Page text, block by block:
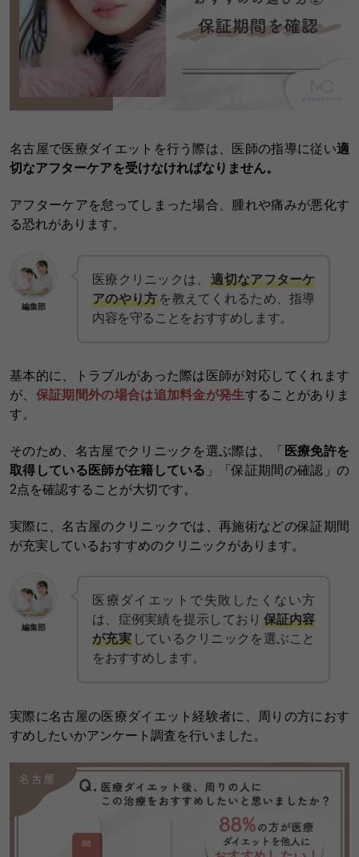
名古屋で医療ダイエットを行う際は、医師の指導に従い適
切なアフターケアを受けなければなりません。
アフターケアを怠ってしまった場合、腫れや痛みが悪化す
る恐れがあります。
編集部
医療クリニックは、適切なアフターケ
アのやり方 を教えてくれるため、指導
内容を守ることをおすすめします。
基本的に、トラブルがあった際は医師が対応してくれます
が、 保証期間外の場合は追加料金が発生することがありま
す。
そのため、名古屋でクリニックを選ぶ際は、「 医療免許を
取得している医師が在籍している 」「保証期間の確認」の
2点を確認することが大切です。
実際に、名古屋のクリニックでは、再施術などの保証期間
が充実しているおすすめのクリニックがあります。
編集部
医療ダイエットで失敗したくない方
は、症例実績を提示しており 保証内容
が充実しているクリニックを選ぶこと
をおすすめします。
実際に名古屋の医療ダイエット経験者に、周りの方におす
すめしたいかアンケート調査を行いました。